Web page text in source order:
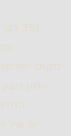
(35
מקום יפהפה
המון טבע
יש